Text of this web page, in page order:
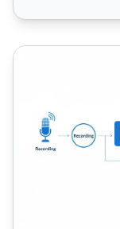
Wie funktioniert